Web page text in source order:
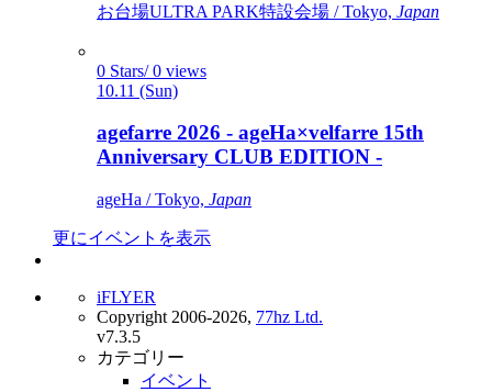
お台場ULTRA PARK特設会場 / Tokyo, Japan
0 Stars/ 0 views
10.11 (Sun)
agefarre 2026 - ageHa×velfarre 15th
Anniversary CLUB EDITION -
ageHa / Tokyo, Japan
更にイベントを表示
iFLYER
Copyright 2006-2026, 77hz Ltd.
v7.3.5
カテゴリー
イベント